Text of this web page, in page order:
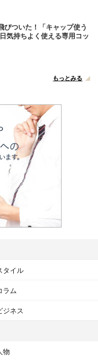
びついた！「キャップ使う
気持ちよく使える専用コッ
もっとみる
タイル
ラム
ジネス
物